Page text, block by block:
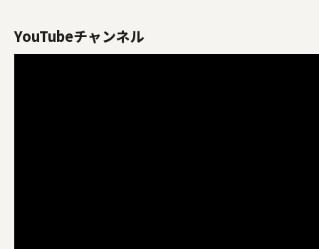
YouTubeチャンネル